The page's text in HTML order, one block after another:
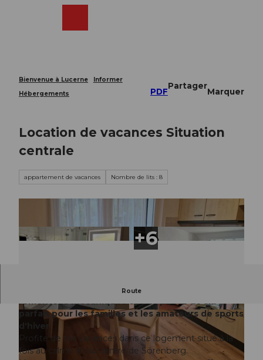
Bienvenue à Lucerne
Informer
Hébergements
PDF
Partager
Marquer
Location de vacances Situation
centrale
appartement de vacances Nombre de lits : 8
a
l
C
h
a
m
Route
Appartement de vacances directement près des
remontées mécaniques et des pistes de ski -
parfait pour les familles et les amateurs de sports
d'hiver
Profite de tes vacances dans ce logement situé à la
fois au calme et au centre de Sörenberg.